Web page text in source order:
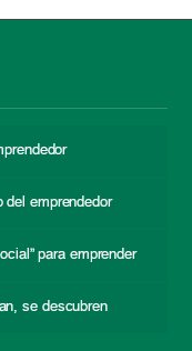
del emprendedor
para emprender
se descubren